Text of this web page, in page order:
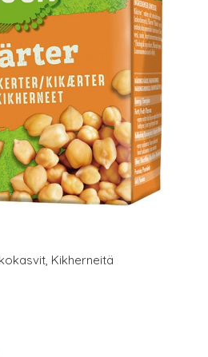
, Kikherneitä